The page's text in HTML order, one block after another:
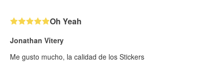
Oh Yeah
Jonathan Vitery
Me gusto mucho, la calidad de los Stickers